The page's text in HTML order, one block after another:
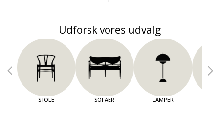
Udforsk vores udvalg
STOLE SOFAER LAMPER